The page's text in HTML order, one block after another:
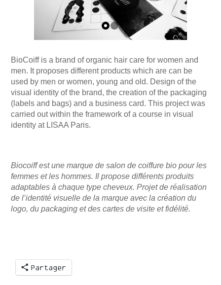
BioCoiff is a brand of organic hair care for women and
men. It proposes different products which are can be
used by men or women, young and old. Design of the
visual identity of the brand, the creation of the packaging
(labels and bags) and a business card. This project was
carried out within the framework of a course in visual
identity at LISAA Paris.
Biocoiff est une marque de salon de coiffure bio pour les
femmes et les hommes. Il propose différents produits
adaptables à chaque type cheveux. Projet de réalisation
de l’identité visuelle de la marque avec la création du
logo, du packaging et des cartes de visite et fidélité.
Partager